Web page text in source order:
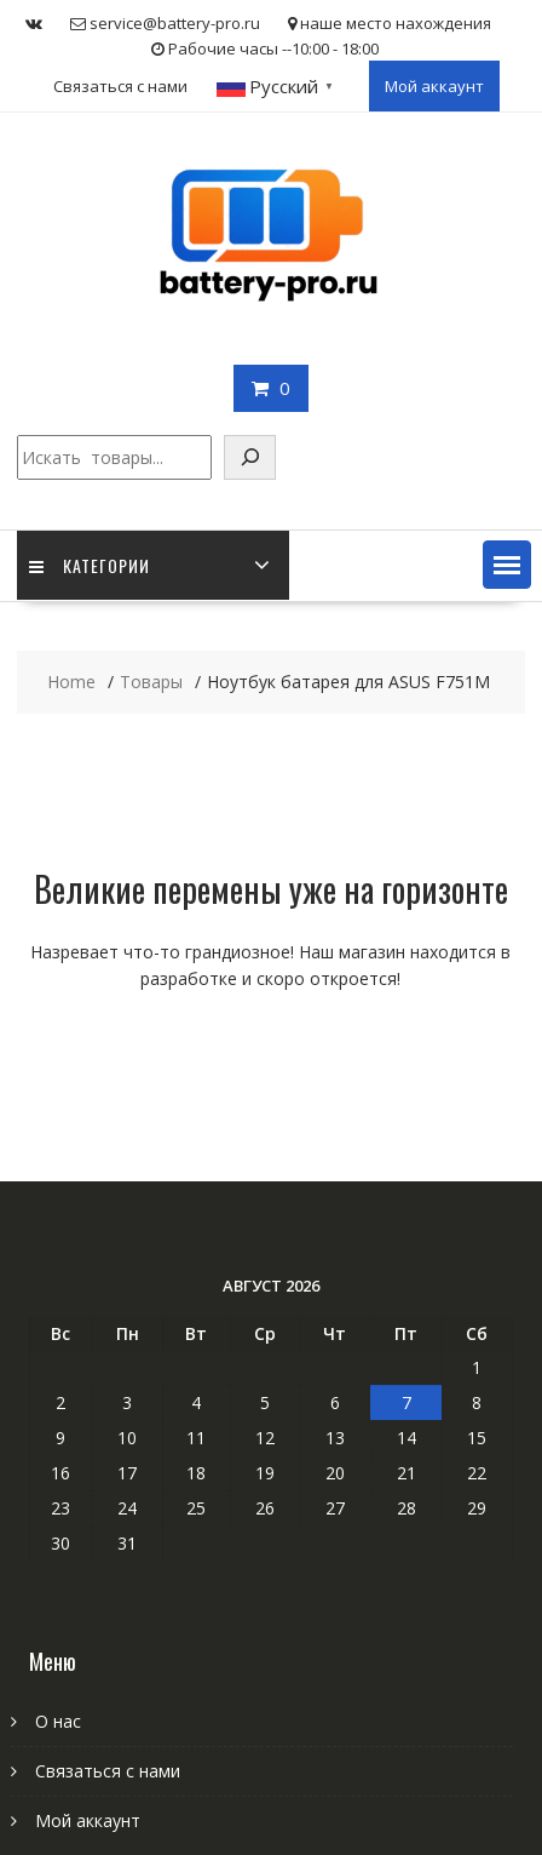
service@battery-pro.ru
наше место нахождения
Рабочие часы --10:00 - 18:00
Связаться с нами
Русский ▼ Мой аккаунт
0
КАТЕГОРИИ
Home Товары Ноутбук батарея для ASUS F751M
Великие перемены уже на горизонте
Назревает что-то грандиозное! Наш магазин находится в
разработке и скоро откроется!
АВГУСТ 2026
Вс Пн Вт Ср Чт Пт
Сб
1
2
3 4 5 6 7
8
9
10 11 12 13 14
15
16
17 18 19 20 21
22
23
24 25 26 27 28
29
30
31
Меню
О нас
Связаться с нами
Мой аккаунт